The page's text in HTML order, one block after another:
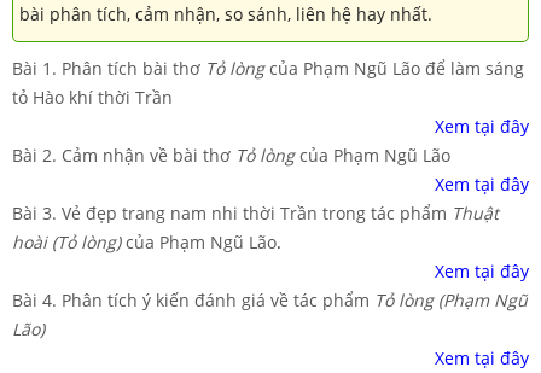
bài phân tích, cảm nhận, so sánh, liên hệ hay nhất.
Bài 1. Phân tích bài thơ Tỏ lòngcủa Phạm Ngũ Lão để làm sáng
tỏ Hào khí thời Trần
Xem tại đây
Bài 2. Cảm nhận về bài thơ Tỏ lòngcủa Phạm Ngũ Lão
Xem tại đây
Bài 3. Vẻ đẹp trang nam nhi thời Trần trong tác phẩm Thuật
hoài (Tỏ lòng)của Phạm Ngũ Lão.
Xem tại đây
Bài 4. Phân tích ý kiến đánh giá về tác phẩm Tỏ lòng (Phạm Ngũ
Lão)
Xem tại đây